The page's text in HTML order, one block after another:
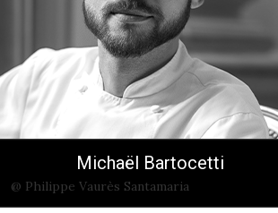
Michaël Bartocetti
@ Philippe Vaurès Santamaria